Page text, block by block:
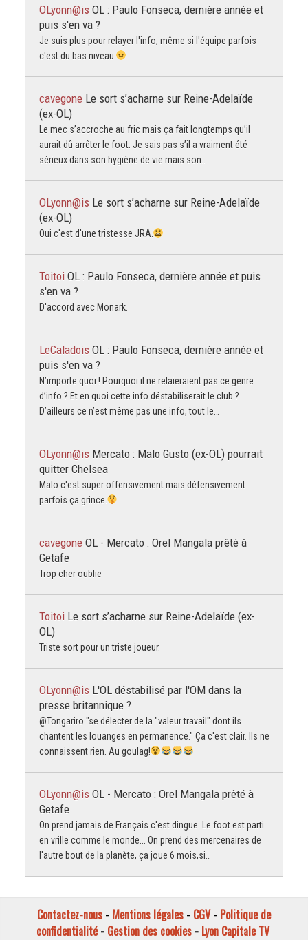
OLyonn@is OL : Paulo Fonseca, dernière année et
puis s'en va ?
Je suis plus pour relayer l'info, même si l'équipe parfois
c'est du bas niveau.
cavegone Le sort s’acharne sur Reine-Adelaïde
(ex-OL)
Le mec s’accroche au fric mais ça fait longtemps qu’il
aurait dû arrêter le foot. Je sais pas s’il a vraiment été
sérieux dans son hygiène de vie mais son…
OLyonn@is Le sort s’acharne sur Reine-Adelaïde
(ex-OL)
Oui c'est d'une tristesse JRA.
Toitoi OL : Paulo Fonseca, dernière année et puis
s'en va ?
D'accord avec Monark.
LeCaladois OL : Paulo Fonseca, dernière année et
puis s'en va ?
N’importe quoi ! Pourquoi il ne relaieraient pas ce genre
d’info ? Et en quoi cette info déstabiliserait le club ?
D’ailleurs ce n’est même pas une info, tout le…
OLyonn@is Mercato : Malo Gusto (ex-OL) pourrait
quitter Chelsea
Malo c'est super offensivement mais défensivement
parfois ça grince.
cavegone OL - Mercato : Orel Mangala prêté à
Getafe
Trop cher oublie
Toitoi Le sort s’acharne sur Reine-Adelaïde (ex-
OL)
Triste sort pour un triste joueur.
OLyonn@is L'OL déstabilisé par l'OM dans la
presse britannique ?
@Tongariro "se délecter de la "valeur travail" dont ils
chantent les louanges en permanence." Ça c'est clair. Ils ne
connaissent rien. Au goulag!
OLyonn@is OL - Mercato : Orel Mangala prêté à
Getafe
On prend jamais de Français c'est dingue. Le foot est parti
en vrille comme le monde... On prend des mercenaires de
l'autre bout de la planète, ça joue 6 mois,si…
Contactez-nous - Mentions légales - CGV- Politique de
confidentialité- Gestion des cookies- Lyon Capitale TV